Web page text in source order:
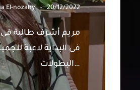
El-nozahy 20/12/2022
مريم أشرف طالبة فى
فى البداية لاعبة
البطولات…